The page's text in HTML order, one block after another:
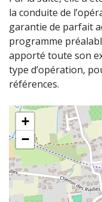
la conduite de
garantie de parfait
programme
apporté toute son
type d’opération,
références.
+
−